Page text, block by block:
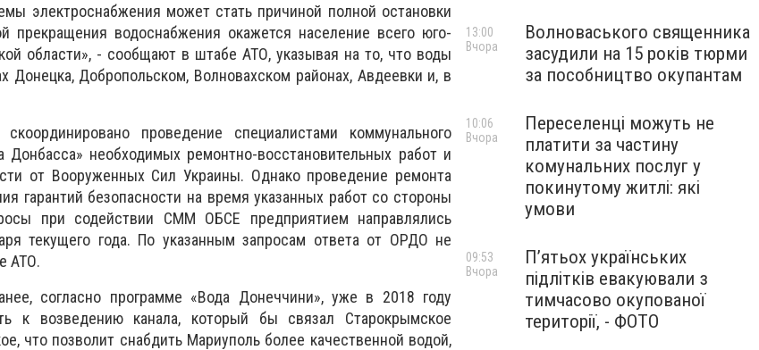
электроснабжения может стать причиной полной остановки
прекращения водоснабжения окажется население всего юго-
области», - сообщают в штабе АТО, указывая на то, что воды
Донецка, Добропольском, Волновахском районах, Авдеевки и, в
проведение специалистами коммунального
Донбасса» необходимых ремонтно-восстановительных работ и
от Вооруженных Сил Украины. Однако проведение ремонта
гарантий безопасности на время указанных работ со стороны
при содействии СММ ОБСЕ предприятием направлялись
текущего года. По указанным запросам ответа от ОРДО не
АТО.
согласно программе «Вода Донеччини», уже в 2018 году
к возведению канала, который бы связал Старокрымское
что позволит снабдить Мариуполь более качественной водой,
Волноваського священника
засудили на 15 років тюрми
за пособництво окупантам
13:00
Вчора
Переселенці можуть не
платити за частину
комунальних послуг у
покинутому житлі: які
умови
10:06
Вчора
П’ятьох українських
підлітків евакуювали з
тимчасово окупованої
території, - ФОТО
09:53
Вчора